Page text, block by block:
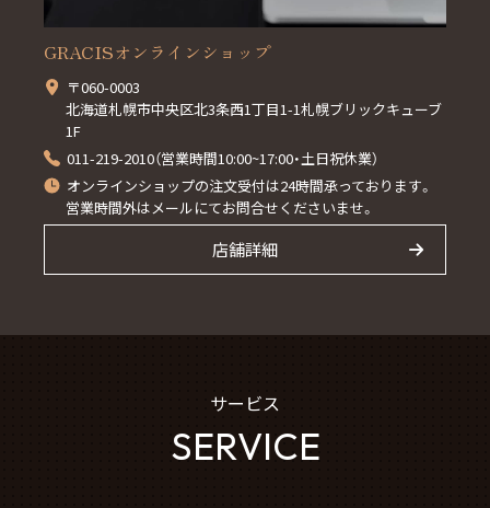
GRACISオンラインショップ
〒060-0003
北海道札幌市中央区北3条西1丁目1-1札幌ブリックキューブ
1F
011-219-2010（営業時間10:00~17:00・土日祝休業）
オンラインショップの注文受付は24時間承っております。
営業時間外はメールにてお問合せくださいませ。
店舗詳細
サービス
SERVICE